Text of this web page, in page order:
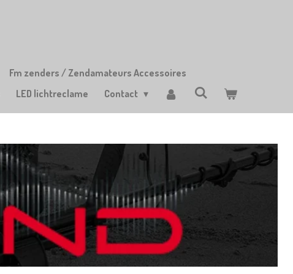
Fm zenders / Zendamateurs Accessoires
LED lichtreclame Contact